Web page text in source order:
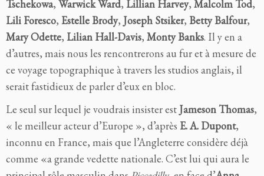
Tschekowa, Warwick Ward, Lillian Harvey, Malcolm Tod,
Lili Foresco, Estelle Brody, Joseph Stsiker, Betty Balfour,
Mary Odette, Lilian Hall-Davis, Monty Banks. Il y en a
d’autres, mais nous les rencontrerons au fur etàmesure de
ce voyage topographique à travers les studios anglais, il
serait fastidieux de parler d’eux en bloc.
Le seul sur lequel je voudrais insister est Jameson Thomas,
« le meilleur acteur d’Europe », d’après E. A. Dupont,
inconnu en France, mais que l’Angleterre considère déjà
comme «a grande vedette nationale. C’est lui qui aura le